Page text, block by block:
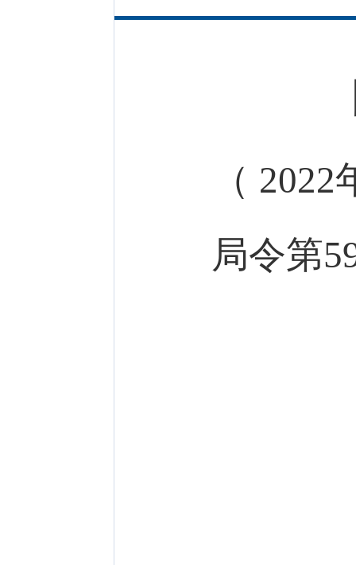
（
局令第